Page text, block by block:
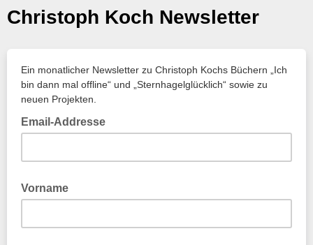
Christoph Koch Newsletter
Ein monatlicher Newsletter zu Christoph Kochs Büchern „Ich
bin dann mal offline“ und „Sternhagelglücklich“ sowie zu
neuen Projekten.
Email-Addresse
Vorname